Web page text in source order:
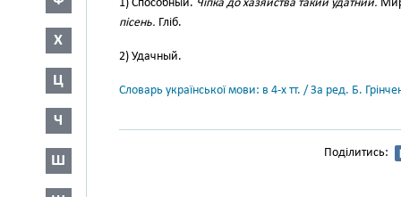
Х
Ц
Ч
Ш
1) Способный. Чіпка до хазяйства такий удатний.
пісень. Гліб.
2) Удачный.
Словарь української мови: в 4-х тт. / За ред. Б.
Поділитись: